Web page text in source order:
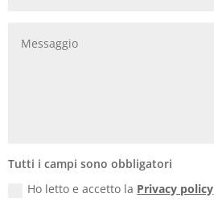
Tutti i campi sono obbligatori
Ho letto e accetto la Privacy policy